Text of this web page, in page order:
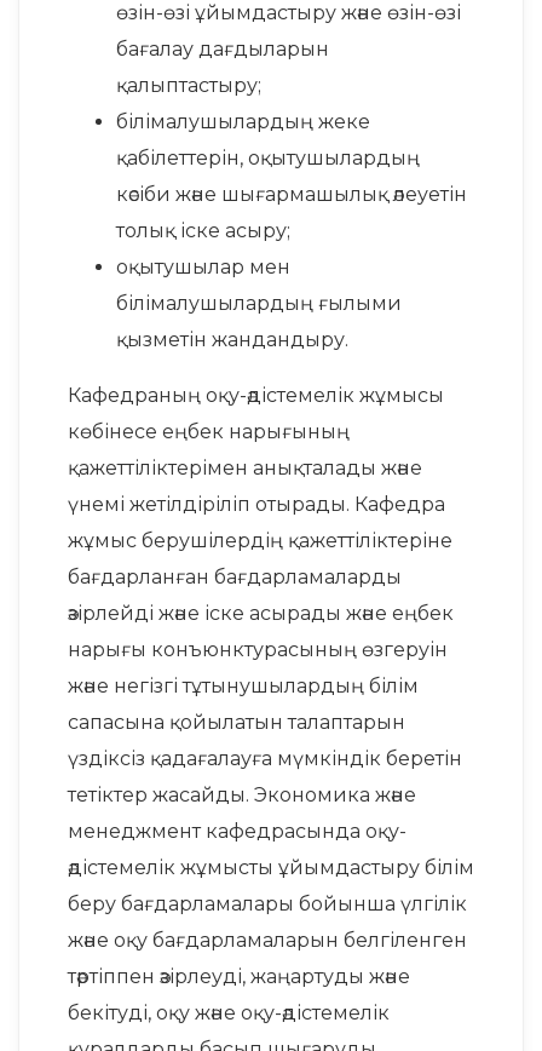
өзін-өзі ұйымдастыру және өзін-өзі
бағалау дағдыларын
қалыптастыру;
білімалушылардың жеке
қабілеттерін, оқытушылардың
кәсіби және шығармашылық әлеуетін
толық іске асыру;
оқытушылар мен
білімалушылардың ғылыми
қызметін жандандыру.
Кафедраның оқу-әдістемелік жұмысы
көбінесе еңбек нарығының
қажеттіліктерімен анықталады және
үнемі жетілдіріліп отырады. Кафедра
жұмыс берушілердің қажеттіліктеріне
бағдарланған бағдарламаларды
әзірлейді және іске асырады және еңбек
нарығы конъюнктурасының өзгеруін
және негізгі тұтынушылардың білім
сапасына қойылатын талаптарын
үздіксіз қадағалауға мүмкіндік беретін
тетіктер жасайды. Экономика және
менеджмент кафедрасында оқу-
әдістемелік жұмысты ұйымдастыру білім
беру бағдарламалары бойынша үлгілік
және оқу бағдарламаларын белгіленген
тәртіппен әзірлеуді, жаңартуды және
бекітуді, оқу және оқу-әдістемелік